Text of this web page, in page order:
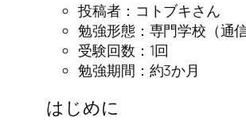
投稿者：コトブキさん
勉強形態：専門学校（通信
受験回数：1回
勉強期間：約3か月
はじめに